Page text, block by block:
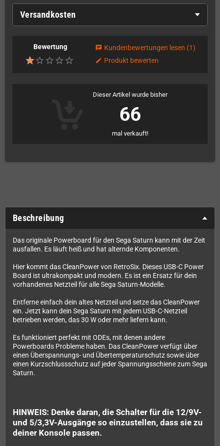
Versandkosten
Bewertung chat Kundenbewertungen lesen (1)
edit Produkt bewerten
Dieser Artikel wurde bisher
66
mal verkauft!
Beschreibung
Das originale Powerboard für den Sega Saturn kann mit der Zeit
ausfallen. Es läuft heiß und hat alternde Komponenten.
Hier kommt das CleanPower von RetroSix. Dieses USB-C Power
Board ist ultrakompakt und modern. Es ist ein Ersatz für dein
vorhandenes Netzteil für alle Sega Saturn-Modelle.
Entferne einfach dein altes Netzteil und setze das CleanPower
ein. Jetzt kann dein Sega Saturn mit jedem USB-C-Netzteil
betrieben werden, das 30 W oder mehr liefern kann.
Es funktioniert perfekt mit ODEs, mit denen andere
Powerboards Probleme haben. Das CleanPower verfügt über
einen Überspannungs- und Übertemperaturschutz sowie über
einen Kurzschlussschutz auf jeder Spannungsschiene zum Sega
Saturn.
HINWEIS: Denke daran, die Schalter für die 12/9V-
und 5/3,3V-Ausgänge so einzustellen, dass sie zu
deiner Konsole passen.